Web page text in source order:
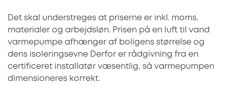
Det skal understreges at priserne er inkl. moms,
materialer og arbejdsløn. Prisen på en luft til vand
varmepumpe afhænger af boligens størrelse og
dens isoleringsevne Derfor er rådgivning fra en
certificeret installatør væsentlig, så varmepumpen
dimensioneres korrekt.